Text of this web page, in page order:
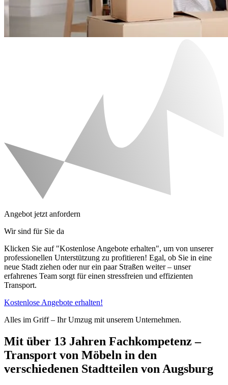
Angebot jetzt anfordern
Wir sind für Sie da
Klicken Sie auf "Kostenlose Angebote erhalten", um von unserer
professionellen Unterstützung zu profitieren! Egal, ob Sie in eine
neue Stadt ziehen oder nur ein paar Straßen weiter – unser
erfahrenes Team sorgt für einen stressfreien und effizienten
Transport.
Kostenlose Angebote erhalten!
Alles im Griff – Ihr Umzug mit unserem Unternehmen.
Mit über 13 Jahren Fachkompetenz –
Transport von Möbeln in den
verschiedenen Stadtteilen von Augsburg